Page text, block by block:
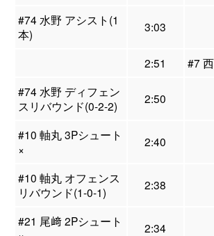
#74 水野 アシスト(1
本)
3:03
2:51
#7
#74 水野 ディフェン
スリバウンド(0-2-2)
2:50
#10 軸丸 3Pシュート
×
2:40
#10 軸丸 オフェンス
リバウンド(1-0-1)
2:38
#21 尾﨑 2Pシュート
2:34